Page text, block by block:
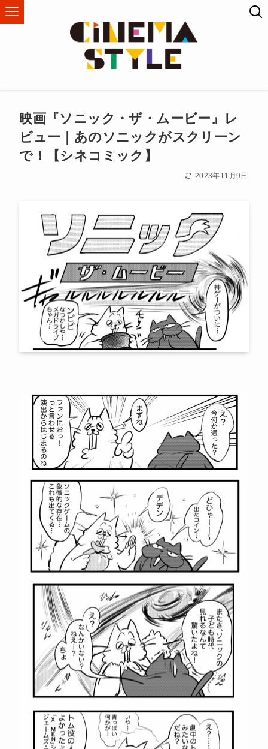
映画『ソニック・ザ・ムービー』レ
ビュー｜あのソニックがスクリーン
で！【シネコミック】
2023年11月9日